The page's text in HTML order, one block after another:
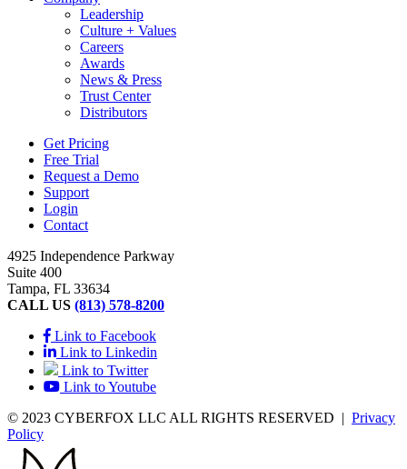
Leadership
Culture + Values
Careers
Awards
News & Press
Trust Center
Distributors
Get Pricing
Free Trial
Request a Demo
Support
Login
Contact
4925 Independence Parkway
Suite 400
Tampa, FL 33634
CALL US (813) 578-8200
Link to Facebook
Link to Linkedin
Link to Twitter
Link to Youtube
© 2023 CYBERFOX LLC ALL RIGHTS RESERVED | Privacy
Policy